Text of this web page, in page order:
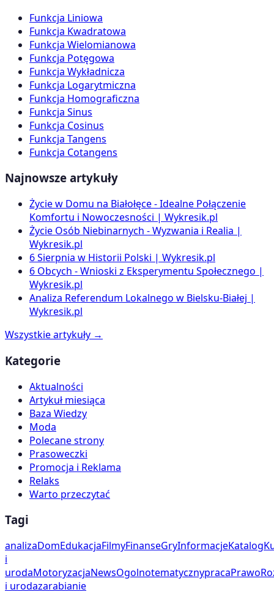
Funkcja Liniowa
Funkcja Kwadratowa
Funkcja Wielomianowa
Funkcja Potęgowa
Funkcja Wykładnicza
Funkcja Logarytmiczna
Funkcja Homograficzna
Funkcja Sinus
Funkcja Cosinus
Funkcja Tangens
Funkcja Cotangens
Najnowsze artykuły
Życie w Domu na Białołęce - Idealne Połączenie
Komfortu i Nowoczesności | Wykresik.pl
Życie Osób Niebinarnych - Wyzwania i Realia |
Wykresik.pl
6 Sierpnia w Historii Polski | Wykresik.pl
6 Obcych - Wnioski z Eksperymentu Społecznego |
Wykresik.pl
Analiza Referendum Lokalnego w Bielsku-Białej |
Wykresik.pl
Wszystkie artykuły →
Kategorie
Aktualności
Artykuł miesiąca
Baza Wiedzy
Moda
Polecane strony
Prasoweczki
Promocja i Reklama
Relaks
Warto przeczytać
Tagi
analizaDomEdukacjaFilmyFinanseGryInformacjeKatalog
i
urodaMotoryzacjaNewsOgolnotematycznypracaPrawo
i urodazarabianie